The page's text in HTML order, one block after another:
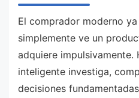
El comprador moderno
simplemente ve un
adquiere impulsivamente.
inteligente investiga,
decisiones